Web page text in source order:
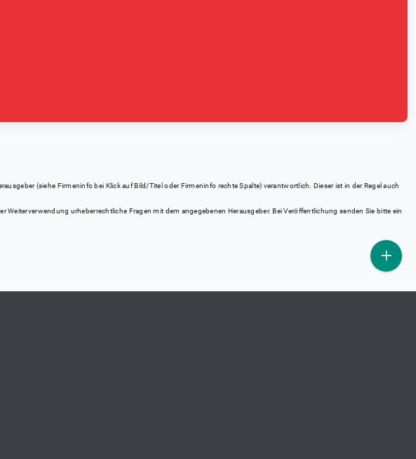
(siehe Firmeninfo bei Klick auf Bild/Titel oder Firmeninfo rechte Spalte) verantwortlich. Dieser ist in der Regel auch
urheberrechtliche Fragen mit dem angegebenen Herausgeber. Bei Veröffentlichung senden Sie bitte ein